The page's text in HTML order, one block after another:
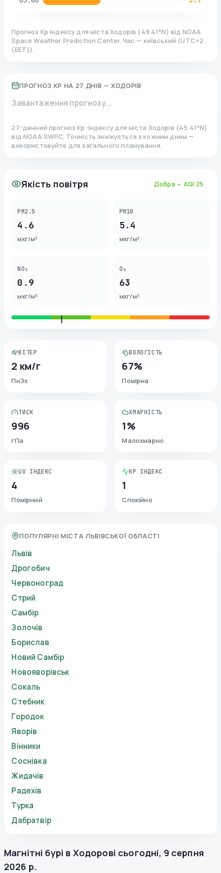
Прогноз Kp індексу для міста Ходорів (49.41°N) від NOAA
Space Weather Prediction Center. Час — київський (UTC+2
(EET)).
ПРОГНОЗ KP НА 27 ДНІВ — ХОДОРІВ
Завантаження прогнозу...
27-денний прогноз Kp-індексу для міста Ходорів (49.41°N)
від NOAA SWPC. Точність знижується з кожним днем —
використовуйте для загального планування.
Якість повітря Добра • AQI 25
PM2.5
4.6
мкг/м³
PM10
5.4
мкг/м³
NO₂
0.9
мкг/м³
O₃
63
мкг/м³
ВІТЕР
2 км/г
ПнЗх
ВОЛОГІСТЬ
67%
Помірна
ТИСК
996
гПа
ХМАРНІСТЬ
1%
Малохмарно
UV ІНДЕКС
4
Помірний
KP ІНДЕКС
1
Спокійно
ПОПУЛЯРНІ МІСТА ЛЬВІВСЬКОЇ ОБЛАСТІ
Львів
Дрогобич
Червоноград
Стрий
Самбір
Золочів
Борислав
Новий Самбір
Новояворівськ
Сокаль
Стебник
Городок
Яворів
Вінники
Соснівка
Жидачів
Радехів
Турка
Дабратвір
Магнітні бурі в Ходорові сьогодні, 9 серпня
2026 р.